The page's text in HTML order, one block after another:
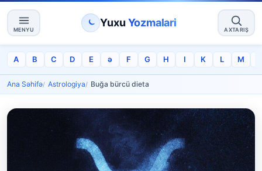
MENYU
Yuxu Yozmalari
AXTARIŞ
A B C D E ə F G H I K L M
Ana Səhifə Astrologiya Buğa bürcü dieta